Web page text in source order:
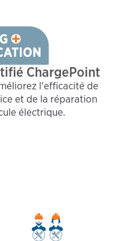
ChargePoint
l'efficacité de
et de la réparation
électrique.